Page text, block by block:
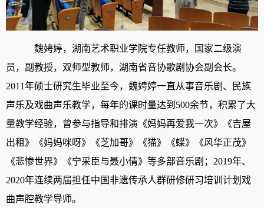
魏娉婷，湖南艺术职业学院专任教师，国家二级演
员，副教授，双师型教师，湖南省音协歌剧协会副会长。
2011年硕士研究生毕业至今，魏娉婷一直从事音乐剧、民族
声乐及戏曲声乐教学，每年的课时量达到500余节，积累了大
量教学经验，曾参与指导和排演《妈妈再爱我一次》《吉屋
出租》《妈妈咪呀》《芝加哥》《猫》《蝶》《风华正茂》
《悲惨世界》《宁采臣与聂小倩》等多部音乐剧；2019年、
2020年连续两届担任中国非遗传承人群研修研习培训计划戏
曲声腔教学导师。